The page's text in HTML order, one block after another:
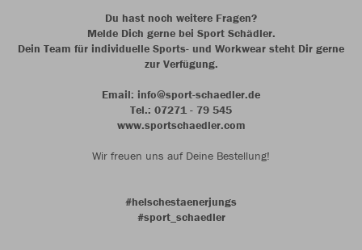
Du hast noch weitere Fragen?
Melde Dich gerne bei Sport Schädler.
Dein Team für individuelle Sports- und Workwear steht Dir gerne
zur Verfügung.
Email: info@sport-schaedler.de
Tel.: 07271 - 79 545
www.sportschaedler.com
Wir freuen uns auf Deine Bestellung!
#helschestaenerjungs
#sport_schaedler